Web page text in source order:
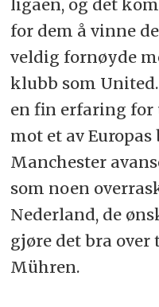
ligaen, og det
for dem å vinne
veldig fornøyde
klubb som
en fin erfaring for
mot et av Europas
Manchester
som noen
Nederland, de
gjøre det bra
Mühren.